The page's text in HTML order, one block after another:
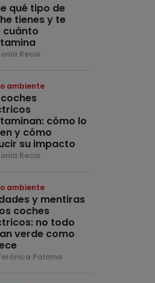
qué tipo de
tienes y te
cuánto
Recio
ambiente
cómo lo
y cómo
su impacto
Recio
ambiente
y mentiras
coches
no todo
verde como
Palomo